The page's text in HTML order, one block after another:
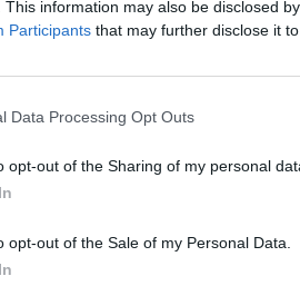
This information may also be disclosed
Participants that may further disclose it
Data Processing Opt Outs
opt-out of the Sharing of my personal
opt-out of the Sale of my Personal Data.
donar sortida a les peticions d’inversió
desenvolupar.
visitat com a conseller d’Interior i volia
va explicar el conseller, després de
nova promoció del polígon industrial de Can
europees, espanyoles i catalanes i
per fer arribar aquestes inversions”, ha parlat
l’Ajuntament per la seva entrada en
un lloc des del punt de vista estratègic i de
gran problema és la ubicació, ja que la vila està
problemes de comunicació són greus i